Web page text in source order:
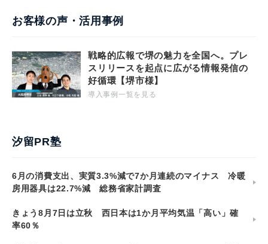
お客様の声・活用事例
戦略的広報で堺の魅力を全国へ。プレ
スリリースを起点に広がる情報発信の
好循環【堺市様】
導入事例一覧を見る
汐留PR塾
6月の消費支出、実質3.3%減で7か月連続のマイナス 冷暖
房用器具は22.7%減 総務省家計調査
きょう8月7日は立秋 西日本は1か月平均気温「高い」確
率60％